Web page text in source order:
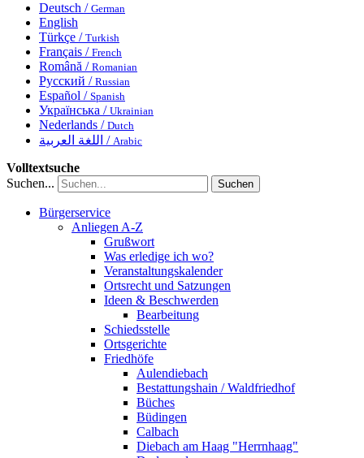
Deutsch / German
English
Türkçe / Turkish
Français / French
Română / Romanian
Русский / Russian
Español / Spanish
Українська / Ukrainian
Nederlands / Dutch
اللغة العربية / Arabic
Volltextsuche
Suchen...
Suchen
Bürgerservice
Anliegen A-Z
Grußwort
Was erledige ich wo?
Veranstaltungskalender
Ortsrecht und Satzungen
Ideen & Beschwerden
Bearbeitung
Schiedsstelle
Ortsgerichte
Friedhöfe
Aulendiebach
Bestattungshain / Waldfriedhof
Büches
Büdingen
Calbach
Diebach am Haag "Herrnhaag"